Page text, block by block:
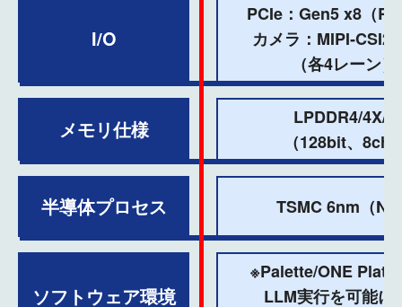
I/O
PCIe：Gen5 x8（
カメラ：MIPI‑CSI2
（各4レーン）
メモリ仕様
LPDDR4/4X/5
（128bit、8ch
半導体プロセス TSMC 6nm（N6
ソフトウェア環境
※Palette/ONE
LLM実行を可能に